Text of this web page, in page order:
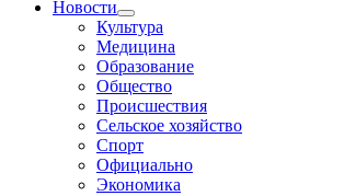
Новости
Культура
Медицина
Образование
Общество
Происшествия
Сельское хозяйство
Спорт
Официально
Экономика